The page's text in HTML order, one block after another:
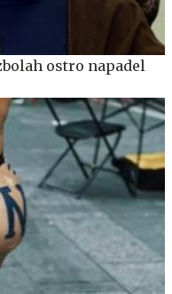
ostro napadel